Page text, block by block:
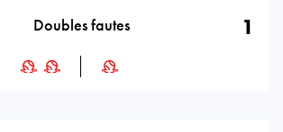
Doubles fautes 1